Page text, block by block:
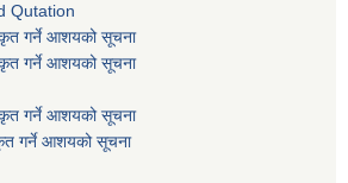
Qutation
गर्ने आशयको सूचना
गर्ने आशयको सूचना
गर्ने आशयको सूचना
गर्ने आशयको सूचना